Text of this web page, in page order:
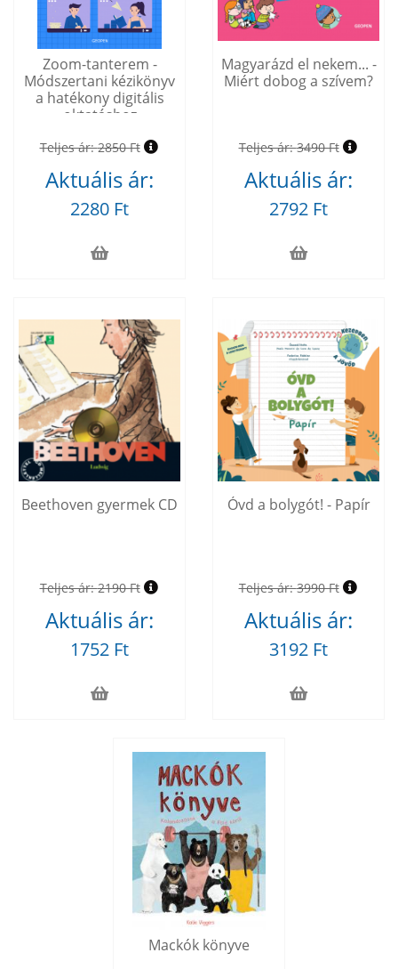
Zoom-tanterem -
Módszertani kézikönyv
a hatékony digitális
oktatáshoz
Teljes ár:2850 Ft
Aktuális ár:
2280 Ft
Magyarázd el nekem... -
Miért dobog a szívem?
Teljes ár:3490 Ft
Aktuális ár:
2792 Ft
Beethoven gyermek CD
Teljes ár:2190 Ft
Aktuális ár:
1752 Ft
Óvd a bolygót! - Papír
Teljes ár:3990 Ft
Aktuális ár:
3192 Ft
Mackók könyve